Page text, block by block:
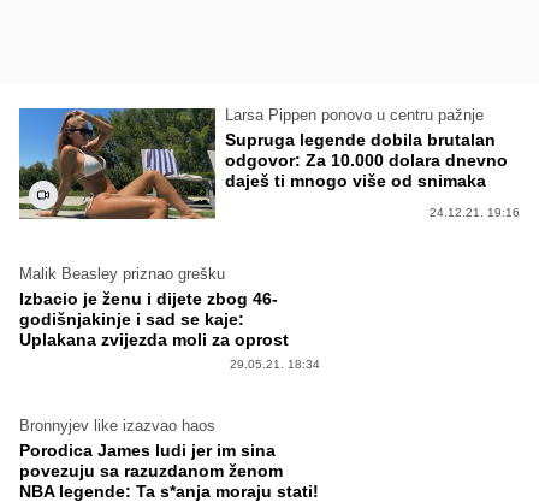
Larsa Pippen ponovo u centru pažnje
Supruga legende dobila brutalan
odgovor: Za 10.000 dolara dnevno
daješ ti mnogo više od snimaka
24.12.21. 19:16
Malik Beasley priznao grešku
Izbacio je ženu i dijete zbog 46-
godišnjakinje i sad se kaje:
Uplakana zvijezda moli za oprost
29.05.21. 18:34
Bronnyjev like izazvao haos
Porodica James ludi jer im sina
povezuju sa razuzdanom ženom
NBA legende: Ta s*anja moraju stati!